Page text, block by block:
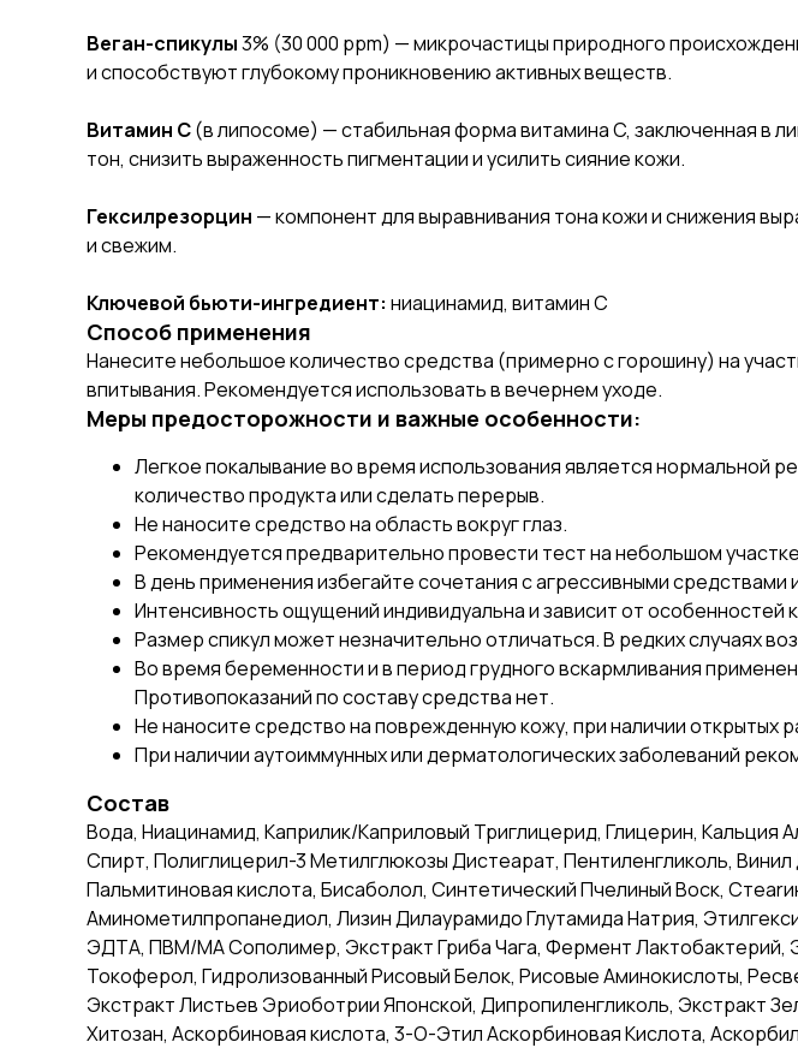
Веган-спикулы3% (30 000 ppm) — микрочастицы природного
и способствуют глубокому проникновению активных веществ.
Витамин С(в липосоме) — стабильная форма витамина C, заключенная в
тон, снизить выраженность пигментации и усилить сияние кожи.
Гексилрезорцин — компонент для выравнивания тона кожи и снижения
и свежим.
Ключевой бьюти-ингредиент: ниацинамид, витамин С
Способ применения
Нанесите небольшое количество средства (примерно с горошину) на
впитывания. Рекомендуется использовать в вечернем уходе.
Меры предосторожности и важные особенности:
Легкое покалывание во время использования является
количество продукта или сделать перерыв.
Не наносите средство на область вокруг глаз.
Рекомендуется предварительно провести тест на небольшом
В день применения избегайте сочетания с агрессивными средствами
Интенсивность ощущений индивидуальна и зависит от особенностей
Размер спикул может незначительно отличаться. В редких случаях
Во время беременности и в период грудного вскармливания
Противопоказаний по составу средства нет.
Не наносите средство на поврежденную кожу, при наличии открытых
При наличии аутоиммунных или дерматологических заболеваний
Состав
Вода, Ниацинамид, Каприлик/Каприловый Триглицерид, Глицерин,
Спирт, Полиглицерил-3 Метилглюкозы Дистеарат, Пентиленгликоль,
Пальмитиновая кислота, Бисаболол, Синтетический Пчелиный Воск,
Аминометилпропанедиол, Лизин Дилаурамидо Глутамида Натрия,
ЭДТА, ПВМ/МА Сополимер, Экстракт Гриба Чага, Фермент
Токоферол, Гидролизованный Рисовый Белок, Рисовые Аминокислоты,
Экстракт Листьев Эриоботрии Японской, Дипропиленгликоль, Экстракт
Хитозан, Аскорбиновая кислота, 3-О-Этил Аскорбиновая Кислота,